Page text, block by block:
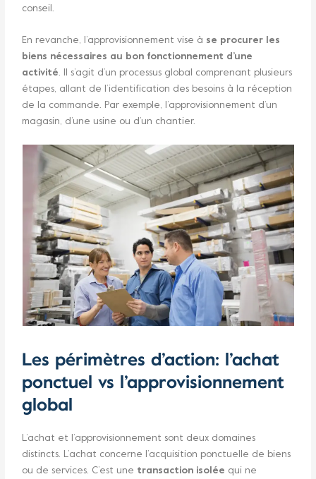
conseil.
En revanche, l’approvisionnement vise à se procurer les
biens nécessaires au bon fonctionnement d’une
activité . Il s’agit d’un processus global comprenant plusieurs
étapes, allant de l’identification des besoins à la réception
de la commande. Par exemple, l’approvisionnement d’un
magasin, d’une usine ou d’un chantier.
Les périmètres d’action: l’achat
ponctuel vs l’approvisionnement
global
L’achat et l’approvisionnement sont deux domaines
distincts. L’achat concerne l’acquisition ponctuelle de biens
ou de services. C’est une transaction isolée qui ne